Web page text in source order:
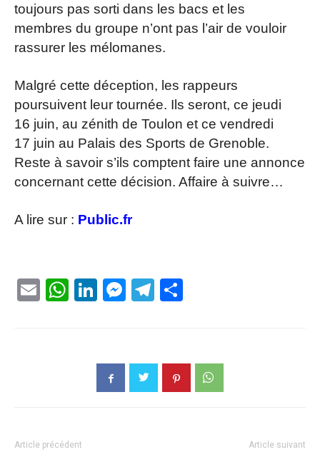
toujours pas sorti dans les bacs et les
membres du groupe n’ont pas l’air de vouloir
rassurer les mélomanes.
Malgré cette déception, les rappeurs
poursuivent leur tournée. Ils seront, ce jeudi
16 juin, au zénith de Toulon et ce vendredi
17 juin au Palais des Sports de Grenoble.
Reste à savoir s’ils comptent faire une annonce
concernant cette décision. Affaire à suivre…
A lire sur : Public.fr
EmailWhatsApp
LinkedIn
Messenger
Telegram
Article précédent Article suivant